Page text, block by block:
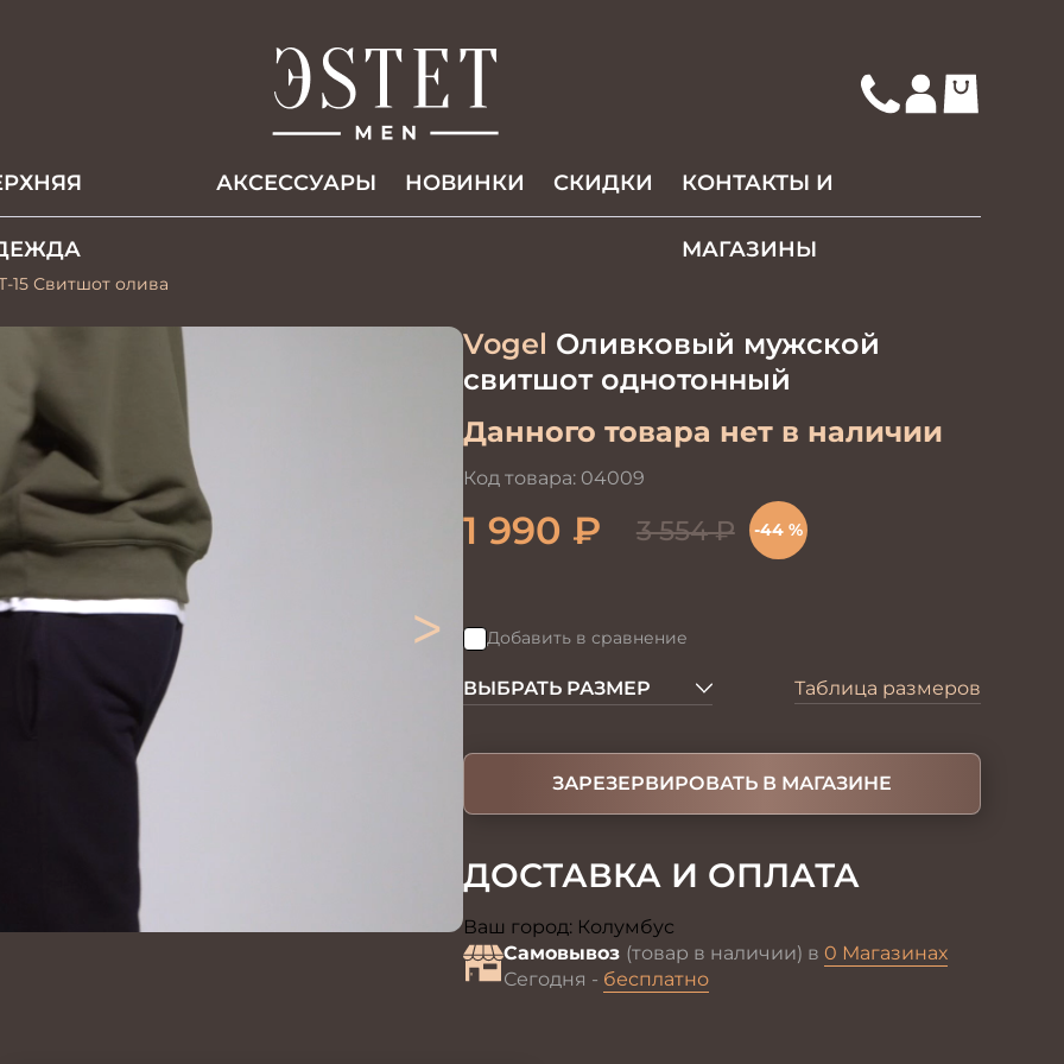
АКCЕССУАРЫ НОВИНКИ СКИДКИ КОНТАКТЫ И
МАГАЗИНЫ
15 Свитшот олива
>
Vogel Оливковый мужской
свитшот однотонный
Данного товара нет в наличии
Код товара: 04009
1 990 ₽ 3 554₽ -44 %
Добавить в сравнение
ВЫБРАТЬ РАЗМЕР Таблица размеров
ЗАРЕЗЕРВИРОВАТЬ В МАГАЗИНЕ
ДОСТАВКА И ОПЛАТА
Ваш город: Колумбус
Самовывоз (товар в наличии) в 0 Магазинах
Сегодня - бесплатно